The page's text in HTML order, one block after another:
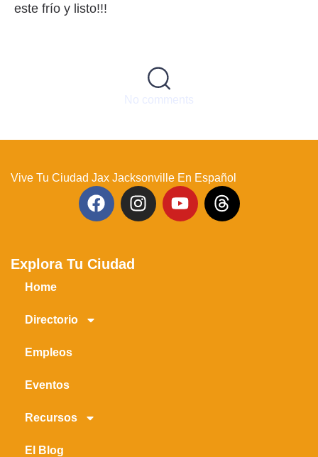
este frío y listo!!!
No comments
Vive Tu Ciudad Jax Jacksonville En Español
Explora Tu Ciudad
Home
Directorio
Empleos
Eventos
Recursos
El Blog